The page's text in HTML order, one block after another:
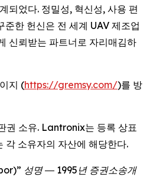
되었다. 정밀성, 혁신성, 사용 편
한 헌신은 전 세계 UAV 제조업
신뢰받는 파트너로 자리매김하
지 (https://gremsy.com/)를 방
소유. Lantronix는 등록 상표
각 소유자의 자산에 해당한다.
성명 ― 1995년 증권소송개